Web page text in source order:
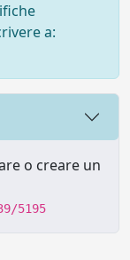
a:
o creare un
5195